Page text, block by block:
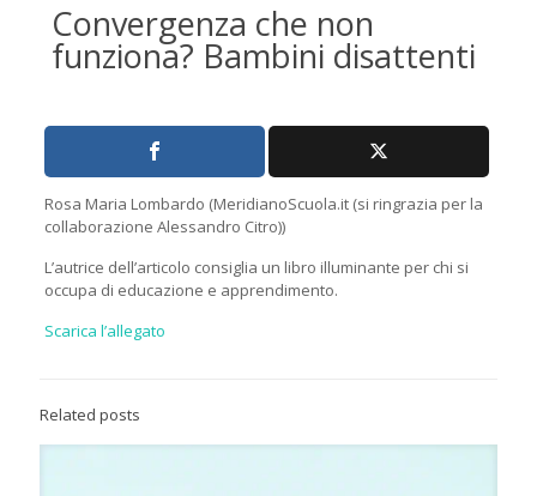
Convergenza che non
funziona? Bambini disattenti
Rosa Maria Lombardo (MeridianoScuola.it (si ringrazia per la
collaborazione Alessandro Citro))
L’autrice dell’articolo consiglia un libro illuminante per chi si
occupa di educazione e apprendimento.
Scarica l’allegato
Related posts